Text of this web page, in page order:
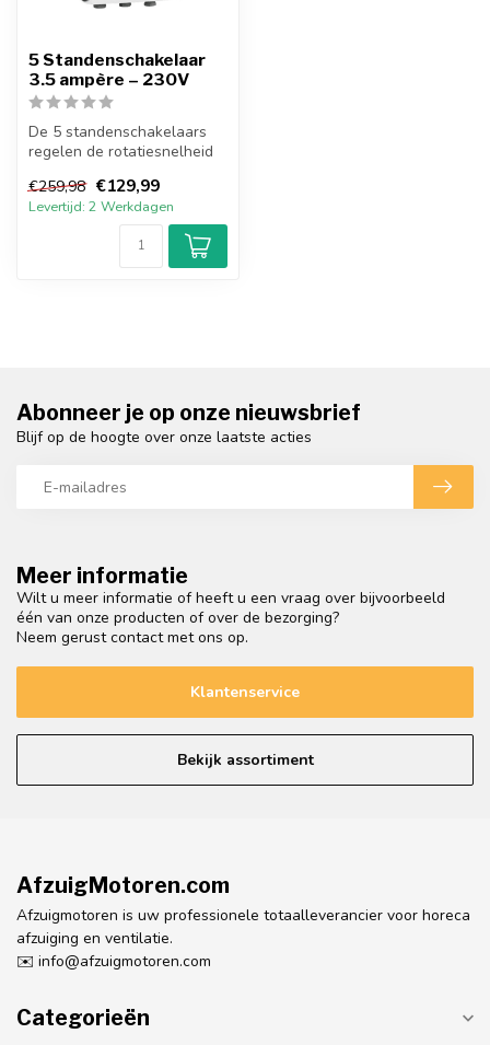
5 Standenschakelaar
3.5 ampère – 230V
De 5 standenschakelaars
regelen de rotatiesnelheid
aanstu...
€259,98 €129,99
Levertijd: 2 Werkdagen
Meer informatie
Wilt u meer informatie of heeft u een vraag over bijvoorbeeld
één van onze producten of over de bezorging?
Neem gerust contact met ons op.
Klantenservice
Bekijk assortiment
Abonneer je op onze nieuwsbrief
Blijf op de hoogte over onze laatste acties
AfzuigMotoren.com
Afzuigmotoren is uw professionele totaalleverancier voor horeca
afzuiging en ventilatie.
✉️ info@afzuigmotoren.com
Categorieën